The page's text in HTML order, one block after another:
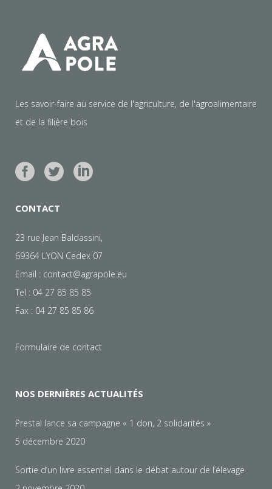
Les savoir-faire au service de l'agriculture, de l'agroalimentaire
et de la filière bois
CONTACT
23 rue Jean Baldassini,
69364 LYON Cedex 07
Email : contact@agrapole.eu
Tel : 04 27 85 85 85
Fax : 04 27 85 85 86
Formulaire de contact
NOS DERNIÈRES ACTUALITÉS
Prestal lance sa campagne « 1 don, 2 solidarités »
5 décembre 2020
Sortie d’un livre essentiel dans le débat autour de l’élevage